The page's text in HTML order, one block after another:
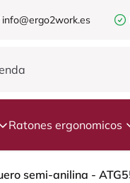
info@ergo2work.es
Ratones ergonomicos